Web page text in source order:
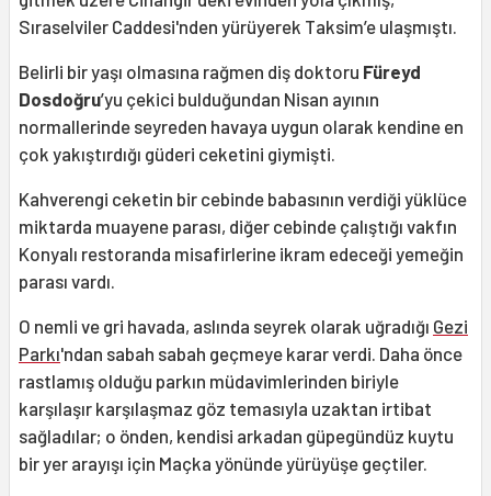
Sıraselviler Caddesi'nden yürüyerek Taksim’e ulaşmıştı.
Belirli bir yaşı olmasına rağmen diş doktoru Füreyd
Dosdoğru’yu çekici bulduğundan Nisan ayının
normallerinde seyreden havaya uygun olarak kendine en
çok yakıştırdığı güderi ceketini giymişti.
Kahverengi ceketin bir cebinde babasının verdiği yüklüce
miktarda muayene parası, diğer cebinde çalıştığı vakfın
Konyalı restoranda misafirlerine ikram edeceği yemeğin
parası vardı.
O nemli ve gri havada, aslında seyrek olarak uğradığı Gezi
Parkı'ndan sabah sabah geçmeye karar verdi. Daha önce
rastlamış olduğu parkın müdavimlerinden biriyle
karşılaşır karşılaşmaz göz temasıyla uzaktan irtibat
sağladılar; o önden, kendisi arkadan güpegündüz kuytu
bir yer arayışı için Maçka yönünde yürüyüşe geçtiler.